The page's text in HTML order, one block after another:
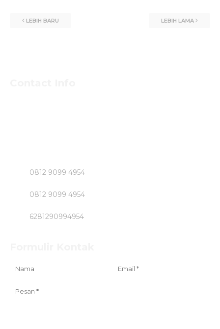
LEBIH BARU LEBIH LAMA
0812 9099 4954
0812 9099 4954
6281290994954